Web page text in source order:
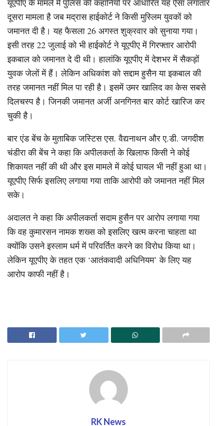
दूसरा मामला है जब मद्रास हाईकोर्ट ने किसी मुस्लिम युवकों को
जमानत दी है। यह फैसला 26 अगस्त शुक्रवार को सुनाया गया।
इसी तरह 22 जुलाई को भी हाईकोर्ट ने यूएपीए में गिरफ्तार आरोपी
इकबाल को जमानत दे दी थी। हालांकि यूएपीए में देशभर में सैकड़ों
युवक जेलों में हैं। लेकिन अधिकांश को सद्दाम हुसैन या इकबाल की
तरह जमानत नहीं मिल पा रही है। इसमें उमर खालिद का केस सबसे
दिलचस्प है। जिनकी जमानत अर्जी अनगिनत बार कोर्ट खारिज कर
चुकी है।
बार एंड बेंच के मुताबिक जस्टिस एस. वैद्यनाथन और ए.डी. जगदीश
चंडीरा की बेंच ने कहा कि अपीलकर्ता के खिलाफ किसी ने कोई
शिकायत नहीं की थी और इस मामले में कोई घायल भी नहीं हुआ था।
यूएपीए सिर्फ इसलिए लगाया गया ताकि आरोपी को जमानत नहीं मिल
सके।
अदालत ने कहा कि अपीलकर्ता सदाम हुसैन पर आरोप लगाया गया
कि वह कुमारसन नामक शख्स को इसलिए खत्म करना चाहता था
क्योंकि उसने इस्लाम धर्म में परिवर्तित करने का विरोध किया था।
लेकिन यूएपीए के तहत एक ‘आतंकवादी अधिनियम’ के लिए यह
आरोप काफी नहीं है।
RK News